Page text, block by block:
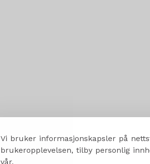
Vi bruker informasjonskapsler på
brukeropplevelsen, tilby personlig
vår.